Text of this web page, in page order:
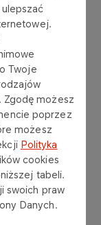
Twoje
Zgodę możesz
poprzez
możesz
Polityka
cookies
tabeli.
swoich praw
Danych.
terenie portu
nabrzeża
Police
Za
spółka